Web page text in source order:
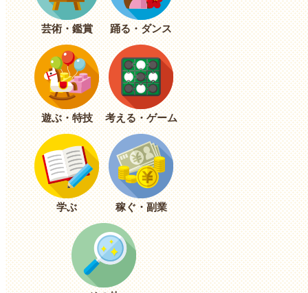
芸術・鑑賞 踊る・ダンス
遊ぶ・特技 考える・ゲーム
学ぶ 稼ぐ・副業